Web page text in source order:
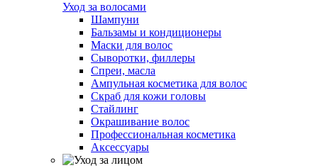
Уход за волосами
Шампуни
Бальзамы и кондиционеры
Маски для волос
Сыворотки, филлеры
Спреи, масла
Ампульная косметика для волос
Скраб для кожи головы
Стайлинг
Окрашивание волос
Профессиональная косметика
Аксессуары